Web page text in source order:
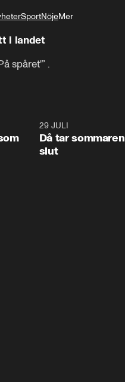
SportNöjeMer
Livsstil
i landet
spåret'” .
29 JULI
Då tar sommaren
slut